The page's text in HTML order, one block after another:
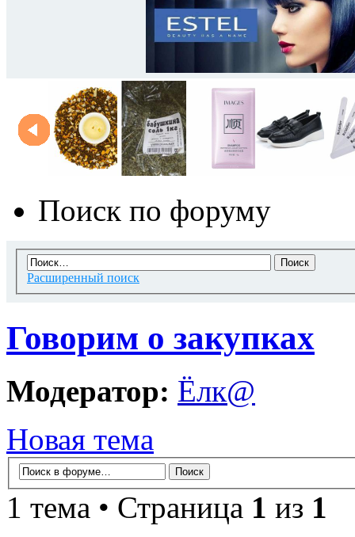
Поиск по форуму
Расширенный поиск
Говорим о закупках
Модератор: Ёлк@
Новая тема
1 тема • Страница 1 из 1